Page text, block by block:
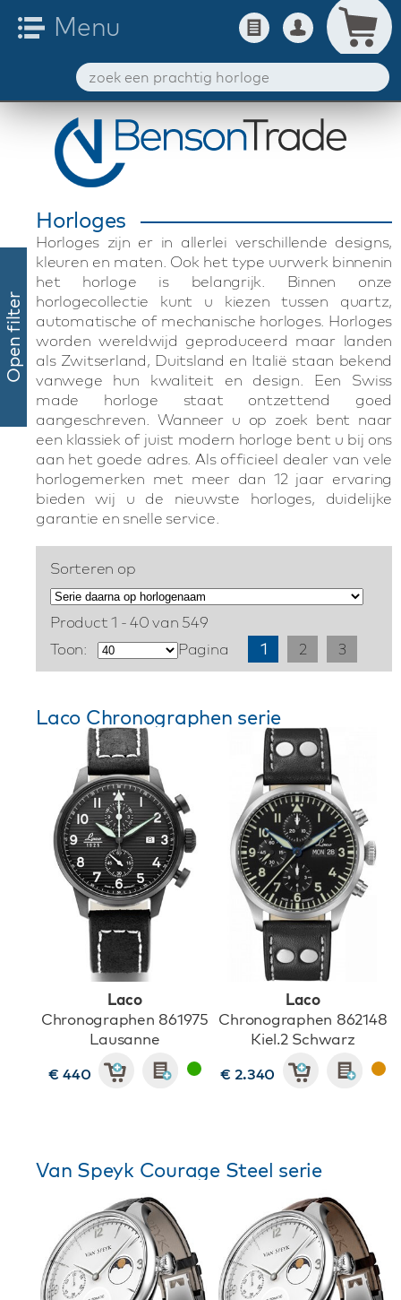
Open filter
Horloges
Horloges zijn er in allerlei verschillende designs,
kleuren en maten. Ook het type uurwerk binnenin
het horloge is belangrijk. Binnen onze
horlogecollectie kunt u kiezen tussen quartz,
automatische of mechanische horloges. Horloges
worden wereldwijd geproduceerd maar landen
als Zwitserland, Duitsland en Italië staan bekend
vanwege hun kwaliteit en design. Een Swiss
made horloge staat ontzettend goed
aangeschreven. Wanneer u op zoek bent naar
een klassiek of juist modern horloge bent u bij ons
aan het goede adres. Als officieel dealer van vele
horlogemerken met meer dan 12 jaar ervaring
bieden wij u de nieuwste horloges, duidelijke
garantie en snelle service.
Sorteren op
Product 1 - 40 van 549
Toon:
Pagina 1 2 3
Laco Chronographen serie
Laco
Chronographen 861975
Lausanne
€ 440
Laco
Chronographen 862148
Kiel.2 Schwarz
€ 2.340
Van Speyk Courage Steel serie